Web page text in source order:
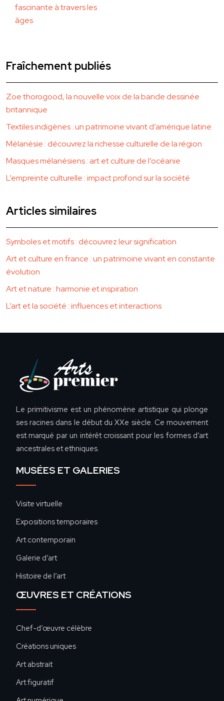
fascinante à travers les
âges
Fraîchement publiés
Zoe thorogood, la nouvelle voix de la bande dessinée
britannique
Textiles indigènes : un patrimoine vivant d’amérique latine
Mélanésie : découvrez la richesse culturelle de la région
Masques mélanésiens : art et culture de l’océanie
L’empreinte culturelle : impact profond sur la société
Articles similaires
Symboles et motifs : découvrez leur signification
Art et culture en france : un patrimoine vivant en constante
évolution
Art et nature : harmonie et inspiration
L’art et la société : influences et interactions
Le primitivisme est un phénomène artistique qui plonge
ses racines dans le début du XXe siècle. Ce mouvement
est marqué par un intérêt croissant pour les formes d’art
ancestrales et ethniques.
MUSÉES ET GALERIES
Visite virtuelle
Expositions temporaires
Art contemporain
Galerie d’art
Histoire de l’art
ŒUVRES ET CRÉATIONS
Chef-d’œuvre célèbre
Créations uniques
Art abstrait
Art figuratif